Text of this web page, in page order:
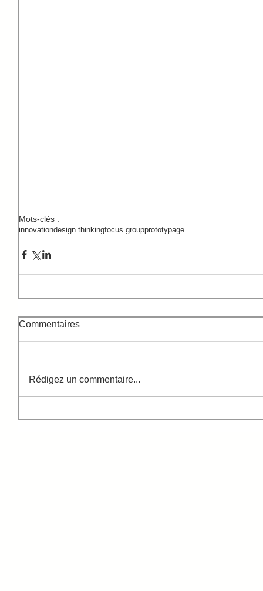
Mots-clés :
innovationdesign thinkingfocus groupprototypage
Commentaires
Rédigez un commentaire...